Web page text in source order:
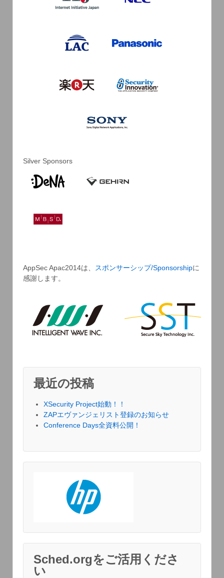
Silver Sponsors
AppSec Apac2014は、 スポンサーシップ/Sponsorshipに
感謝します。
最近の投稿
XSecurity Project始動！！
ZAPエヴァンジェリスト登録のお知らせ
Conference Days全資料公開！
Sched.orgをご活用くださ
い